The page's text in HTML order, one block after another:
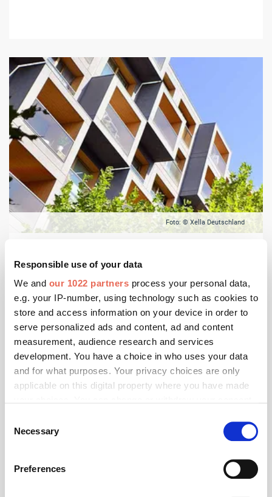
Responsible use of your data
We and our 1022 partners process your personal data,
e.g. your IP-number, using technology such as cookies to
store and access information on your device in order to
serve personalized ads and content, ad and content
measurement, audience research and services
development. You have a choice in who uses your data
and for what purposes. Your privacy choices are only
applicable on this digital property where you have made
the Privacy trigger icon.
Collect information about your geographical location
Selection
Necessary
Preferences
Foto: © Xella Deutschland
Xella macht nachhaltiges Bauen transparent
Nachhaltigkeit ist wichtig, vor allem für die Baubranche
– doch was bedeutet es konkret? Welche Materialien
sind umweltfreundlich? Wie lassen sich
energieeffiziente, ressourcenschonende und
wirtschaftlich sinnvolle Bauweisen umsetzen?